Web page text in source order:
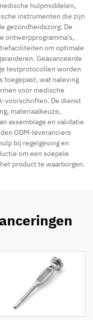
hulpmiddelen,
instrumenten die zijn
gezondheidszorg. De
ontwerpprogramma's,
om optimale
Geavanceerde
testprotocollen worden
toegepast, wat naleving
voor medische
voorschriften. De dienst
materiaalkeuze,
assemblage en validatie
ODM-leveranciers
bij regelgeving en
om een soepele
product te waarborgen.